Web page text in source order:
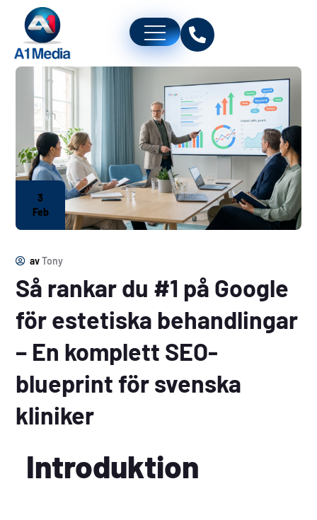
3
Feb
avTony
Så rankar du #1 på Google
för estetiska behandlingar
– En komplett SEO-
blueprint för svenska
kliniker
Introduktion